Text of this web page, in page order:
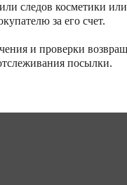
следов косметики
за его счет.
и проверки
посылки.